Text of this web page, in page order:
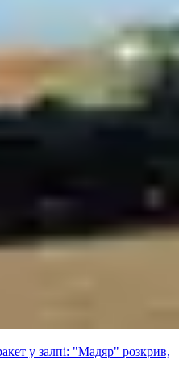
у залпі: "Мадяр" розкрив,